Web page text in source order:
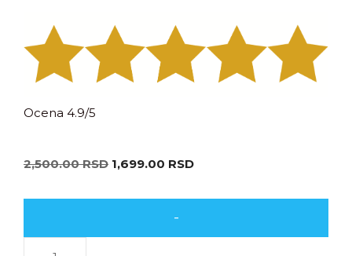
Ocena 4.9/5
2,500.00RSD 1,699.00 RSD
-